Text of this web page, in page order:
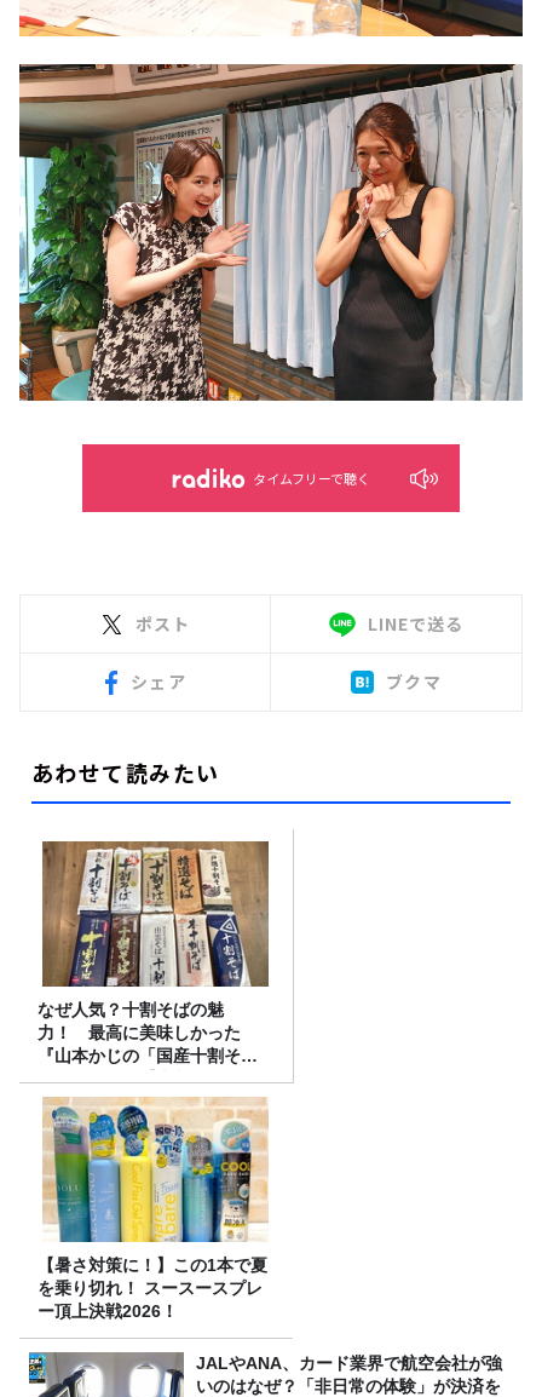
タイムフリーで聴く
ポスト LINEで送る
シェア ブクマ
あわせて読みたい
なぜ人気？十割そばの魅
力！ 最高に美味しかった
『山本かじの「国産十割そ
ば」』とは？【十割そば10種
食べ比べ】
【暑さ対策に！】この1本で夏
を乗り切れ！ スースースプレ
ー頂上決戦2026！
JALやANA、カード業界で航空会社が強
いのはなぜ？「非日常の体験」が決済を